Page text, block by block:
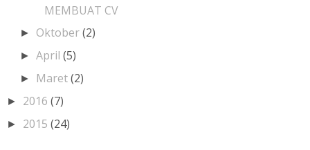
MEMBUAT CV
► Oktober(2)
►April(5)
► Maret(2)
► 2016 (7)
► 2015 (24)